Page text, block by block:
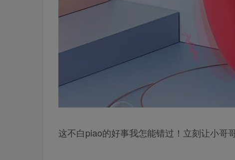
这不白piao的好事我怎能错过！立刻让小